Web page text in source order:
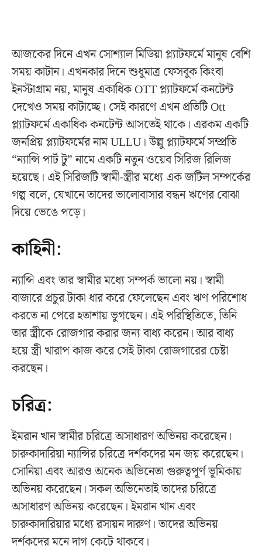
আজকের দিনে এখন সোশ্যাল মিডিয়া প্ল্যাটফর্মে মানুষ বেশি
সময় কাটান। এখনকার দিনে শুধুমাত্র ফেসবুক কিংবা
ইনস্টাগ্রাম নয়, মানুষ একাধিক OTT প্ল্যাটফর্মে কনটেন্ট
দেখেও সময় কাটাচ্ছে। সেই কারণে এখন প্রতিটি Ott
প্ল্যাটফর্মে একাধিক কনটেন্ট আসতেই থাকে। এরকম একটি
জনপ্রিয় প্ল্যাটফর্মের নাম ULLU। উল্লু প্ল্যাটফর্মে সম্প্রতি
“ন্যান্সি পার্ট টু” নামে একটি নতুন ওয়েব সিরিজ রিলিজ
হয়েছে। এই সিরিজটি স্বামী-স্ত্রীর মধ্যে এক জটিল সম্পর্কের
গল্প বলে, যেখানে তাদের ভালোবাসার বন্ধন ঋণের বোঝা
দিয়ে ভেঙে পড়ে।
কাহিনী:
ন্যান্সি এবং তার স্বামীর মধ্যে সম্পর্ক ভালো নয়। স্বামী
বাজারে প্রচুর টাকা ধার করে ফেলেছেন এবং ঋণ পরিশোধ
করতে না পেরে হতাশায় ভুগছেন। এই পরিস্থিতিতে, তিনি
তার স্ত্রীকে রোজগার করার জন্য বাধ্য করেন। আর বাধ্য
হয়ে স্ত্রী খারাপ কাজ করে সেই টাকা রোজগারের চেষ্টা
করছেন।
চরিত্র:
ইমরান খান স্বামীর চরিত্রে অসাধারণ অভিনয় করেছেন।
চারুকাদারিয়া ন্যান্সির চরিত্রে দর্শকদের মন জয় করেছেন।
সোনিয়া এবং আরও অনেক অভিনেতা গুরুত্বপূর্ণ ভূমিকায়
অভিনয় করেছেন। সকল অভিনেতাই তাদের চরিত্রে
অসাধারণ অভিনয় করেছেন। ইমরান খান এবং
চারুকাদারিয়ার মধ্যে রসায়ন দারুণ। তাদের অভিনয়
দর্শকদের মনে দাগ কেটে থাকবে।